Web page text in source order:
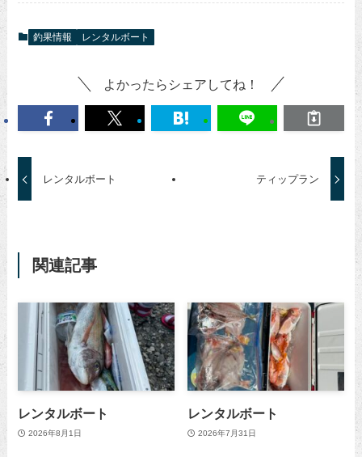
釣果情報 レンタルボート
よかったらシェアしてね！
レンタルボート ティップラン
関連記事
レンタルボート
2026年8月1日
レンタルボート
2026年7月31日